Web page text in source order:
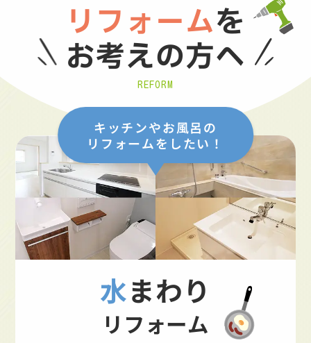
リフォームを
お考えの方へ
REFORM
キッチンやお風呂の
リフォームをしたい！
水まわり
リフォーム